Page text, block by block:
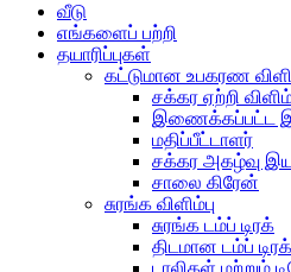
வீடு
எங்களைப் பற்றி
தயாரிப்புகள்
கட்டுமான உபகரண
சக்கர ஏற்றி
இணைக்கப்பட்ட
மதிப்பீட்டாளர்
சக்கர அகழ்வு
சாலை கிரேன்
சுரங்க விளிம்பு
சுரங்க டம்ப் டிரக்
திடமான டம்ப் டிரக்
டாலிகள் மற்றும்